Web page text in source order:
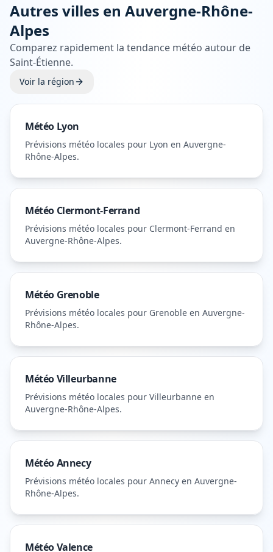
Autres villes en Auvergne-Rhône-
Alpes
Comparez rapidement la tendance météo autour de
Saint-Étienne.
Voir la région
Météo Lyon
Prévisions météo locales pour Lyon en Auvergne-
Rhône-Alpes.
Météo Clermont-Ferrand
Prévisions météo locales pour Clermont-Ferrand en
Auvergne-Rhône-Alpes.
Météo Grenoble
Prévisions météo locales pour Grenoble en Auvergne-
Rhône-Alpes.
MétéoVilleurbanne
Prévisions météo locales pour Villeurbanne en
Auvergne-Rhône-Alpes.
MétéoAnnecy
Prévisions météo locales pour Annecy en Auvergne-
Rhône-Alpes.
MétéoValence